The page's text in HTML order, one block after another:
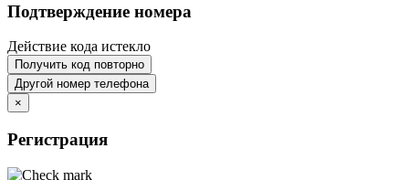
Подтверждение номера
Действие кода истекло
Получить код повторно
Другой номер телефона
×
Регистрация